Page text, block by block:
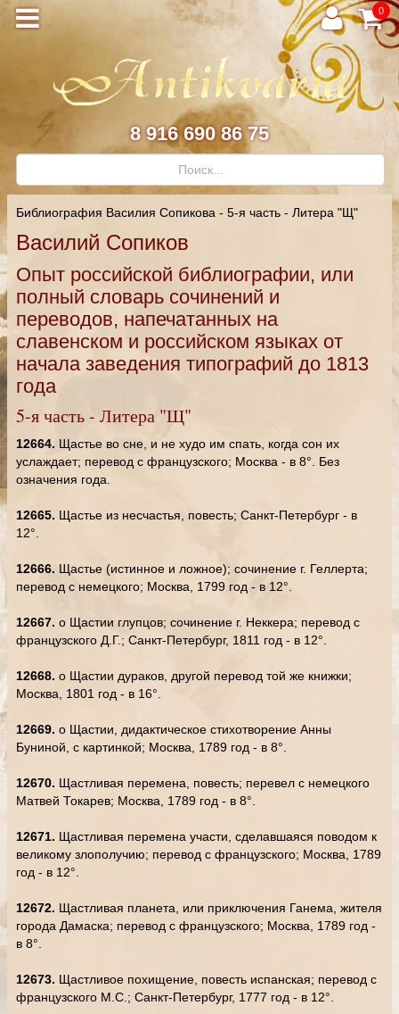
0
8 916 690 86 75
Библиография Василия Сопикова - 5-я часть - Литера "Щ"
Василий Сопиков
Опыт российской библиографии, или
полный словарь сочинений и
переводов, напечатанных на
славенском и российском языках от
начала заведения типографий до 1813
года
5-я часть - Литера "Щ"
12664. Щастье во сне, и не худо им спать, когда сон их
услаждает; перевод с французского; Москва - в 8°. Без
означения года.
12665. Щастье из несчастья, повесть; Санкт-Петербург - в
12°.
12666. Щастье (истинное и ложное); сочинение г. Геллерта;
перевод с немецкого; Москва, 1799 год - в 12°.
12667. о Щастии глупцов; сочинение г. Неккера; перевод с
французского Д.Г.; Санкт-Петербург, 1811 год - в 12°.
12668. о Щастии дураков, другой перевод той же книжки;
Москва, 1801 год - в 16°.
12669. о Щастии, дидактическое стихотворение Анны
Буниной, с картинкой; Москва, 1789 год - в 8°.
12670. Щастливая перемена, повесть; перевел с немецкого
Матвей Токарев; Москва, 1789 год - в 8°.
12671. Щастливая перемена участи, сделавшаяся поводом к
великому злополучию; перевод с французского; Москва, 1789
год - в 12°.
12672. Щастливая планета, или приключения Ганема, жителя
города Дамаска; перевод с французского; Москва, 1789 год -
в 8°.
12673. Щастливое похищение, повесть испанская; перевод с
французского М.С.; Санкт-Петербург, 1777 год - в 12°.